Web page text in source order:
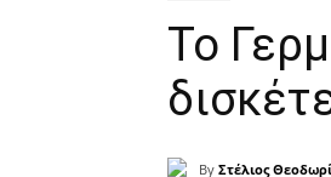
Το
By Στέλιος